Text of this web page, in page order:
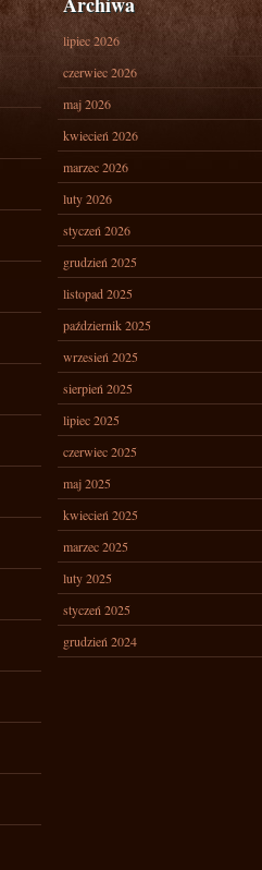
lipiec 2026
czerwiec 2026
maj 2026
kwiecień 2026
marzec 2026
luty 2026
styczeń 2026
grudzień 2025
listopad 2025
październik 2025
wrzesień 2025
sierpień 2025
lipiec 2025
czerwiec 2025
maj 2025
kwiecień 2025
marzec 2025
luty 2025
styczeń 2025
grudzień 2024